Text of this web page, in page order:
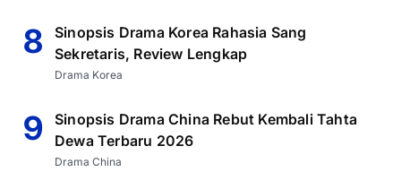
8
Sinopsis Drama Korea Rahasia Sang
Sekretaris, Review Lengkap
Drama Korea
9
Sinopsis Drama China Rebut Kembali Tahta
Dewa Terbaru 2026
Drama China